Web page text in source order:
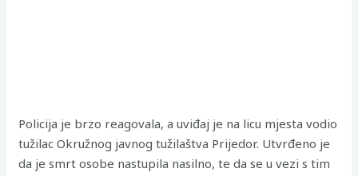
Policija je brzo reagovala, a uviđaj je na licu mjesta vodio
tužilac Okružnog javnog tužilaštva Prijedor. Utvrđeno je
da je smrt osobe nastupila nasilno, te da se u vezi s tim